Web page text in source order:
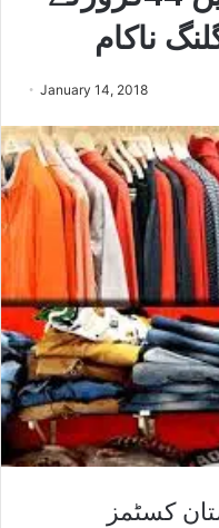
ناکام
January 14, 2018
کسٹمز